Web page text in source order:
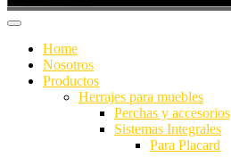
Home
Nosotros
Productos
Herrajes para muebles
Perchas y accesorios
Sistemas Integrales
Para Placard